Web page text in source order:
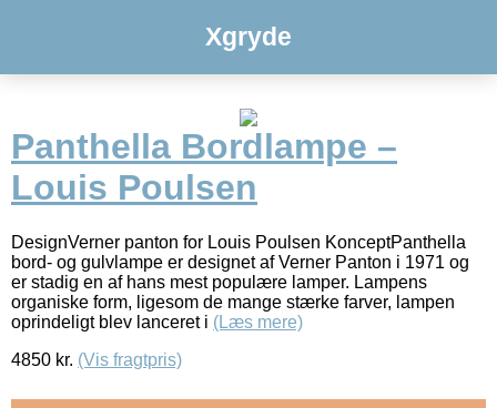
Xgryde
Panthella Bordlampe –
Louis Poulsen
DesignVerner panton for Louis Poulsen KonceptPanthella
bord- og gulvlampe er designet af Verner Panton i 1971 og
er stadig en af hans mest populære lamper. Lampens
organiske form, ligesom de mange stærke farver, lampen
oprindeligt blev lanceret i (Læs mere)
4850 kr. (Vis fragtpris)